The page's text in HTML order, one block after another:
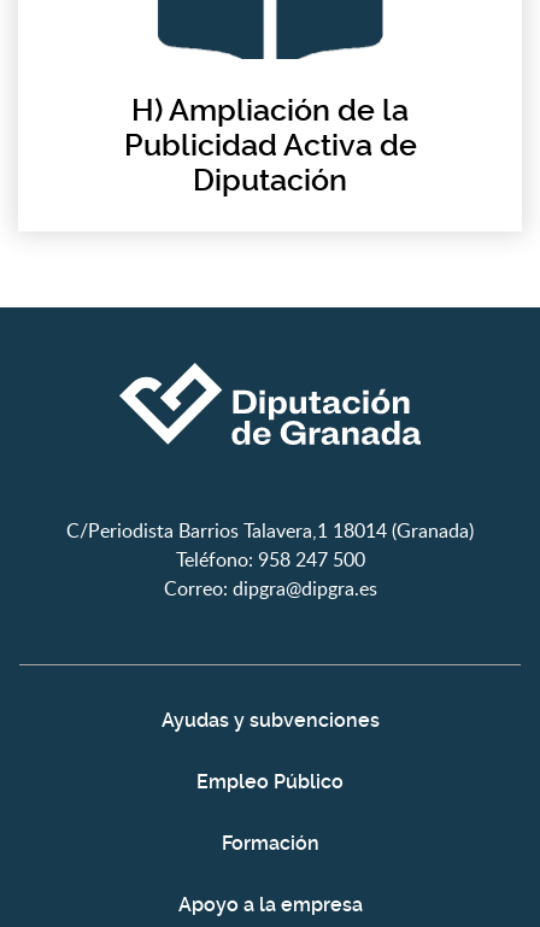
H) Ampliación de la
Publicidad Activa de
Diputación
C/Periodista Barrios Talavera,1 18014 (Granada)
Teléfono: 958 247 500
Correo: dipgra@dipgra.es
Ayudas y subvenciones
Empleo Público
Formación
Apoyo a la empresa